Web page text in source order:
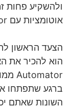
ולהשקיע פחות
אוטומציות עם Automator עוד היום!
הוא להכיר את
Automator ממוקם בתיקיית היישומים ב-Mac
ברגע שתפתחו
השונות שאתם